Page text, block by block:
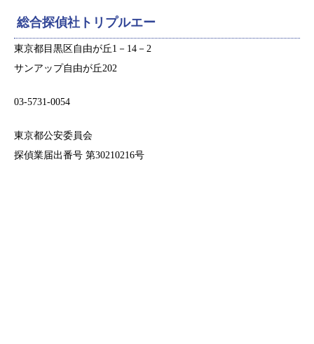
総合探偵社トリプルエー
東京都目黒区自由が丘1－14－2
サンアップ自由が丘202
03-5731-0054
東京都公安委員会
探偵業届出番号 第30210216号